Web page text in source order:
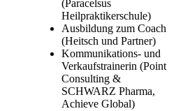
(Paracelsus
Heilpraktikerschule)
Ausbildung zum Coach
(Heitsch und Partner)
Kommunikations- und
Verkaufstrainerin (Point
Consulting &
SCHWARZ Pharma,
Achieve Global)